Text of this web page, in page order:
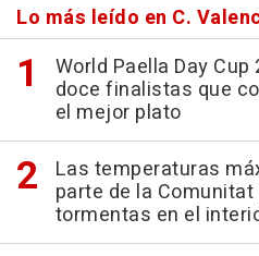
Lo más leído en C.
World Paella Day
doce finalistas que
el mejor plato
Las temperaturas
parte de la
tormentas en el